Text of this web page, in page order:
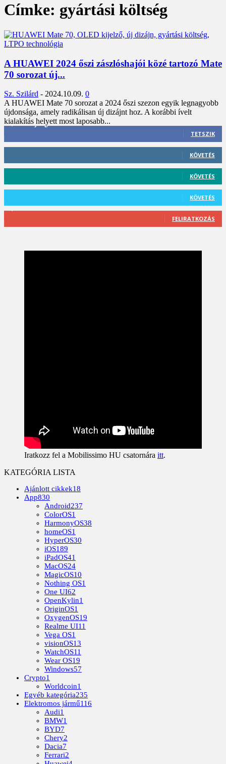
Címke: gyártási költség
A HUAWEI 2024 őszi zászlóshajói közé tartozó Mate
70 sorozat új...
Sz. Szilárd - 2024.10.09. 0
A HUAWEI Mate 70 sorozat a 2024 őszi szezon egyik legnagyobb
újdonsága, amely radikálisan új dizájnt hoz. A korábbi ívelt
kialakítás helyett most laposabb...
3,452 Rajongók
TETSZIK
KÖVETÉS
KÖVETÉS
KÖVETÉS
FELIRATKOZÁS
Iratkozz fel a Mobilissimo HU csatornára itt.
KATEGÓRIA LISTA
Ajánlott cikkek18
App830
Android237
ColorOS1
HarmonyOS38
homeOS1
HyperOS30
iOS189
iPadOS41
MacOS24
MagicOS10
Nothing OS1
One UI62
OpenKylin1
OriginOS1
OxygenOS19
Realme UI11
Vega OS1
visionOS13
WatchOS11
Wear OS19
Windows57
Crypto1
Worldcoin1
Egyéb kategória235
Elektromos jármű116
Audi1
BMW1
BYD7
Chery2
Dacia7
Ferrari2